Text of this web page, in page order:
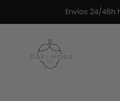
Envíos 24/48h